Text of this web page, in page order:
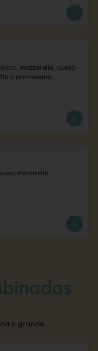
mozzarella, queso
y parmesano.
mozarella
o grande.